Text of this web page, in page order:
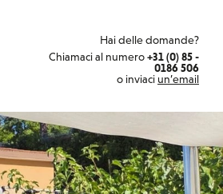
Hai delle domande?
Chiamaci al numero+31 (0) 85 -
0186 506
o inviaci un’email